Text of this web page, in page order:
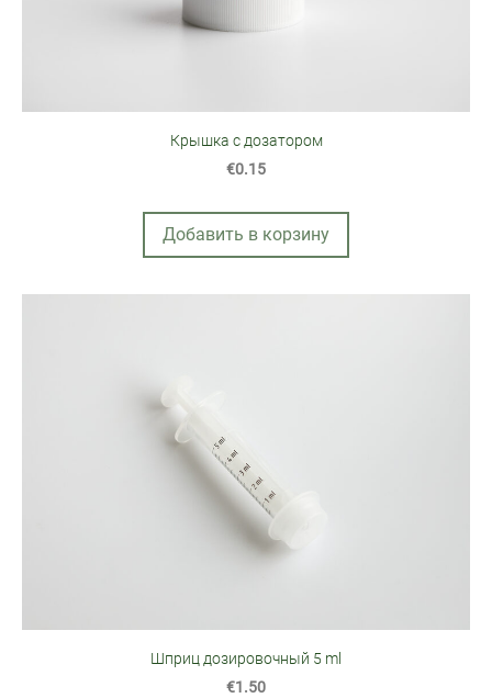
Крышка с дозатором
€0.15
Добавить в корзину
Шприц дозировочный 5 ml
€1.50